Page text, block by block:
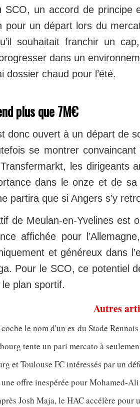
SCO, un accord de principe
pour un départ lors du
souhaitait franchir un
dans un
dossier chaud pour l’été.
plus que 7M€
donc ouvert à un départ de
se montrer
les dirigeants
dans le onze et de
partira que si Angers s’y
de Meulan-en-Yvelines est
affichée pour
et généreux dans
Pour le SCO, ce potentiel
plan sportif.
Autres
le nom d'un ex du Stade
tente un pari mercato à
et Toulouse FC intéressés par un
offre inespérée pour Mohamed-Ali
Josh Maja, le HAC accélère pour